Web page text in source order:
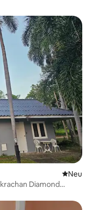
Neue
Neu
Diamond